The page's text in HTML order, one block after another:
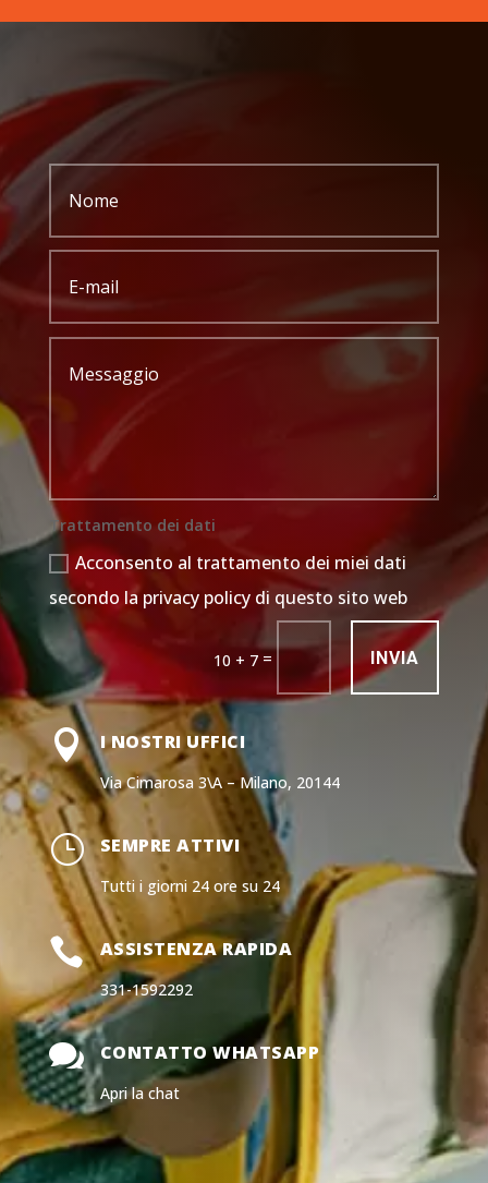
Trattamento dei dati
Acconsento al trattamento dei miei dati
secondo la privacy policy di questo sito web
10 + 7 = INVIA
 I NOSTRI UFFICI
Via Cimarosa 3\A – Milano, 20144
} SEMPRE ATTIVI
Tutti i giorni 24 ore su 24
 ASSISTENZA RAPIDA
331-1592292
 CONTATTO WHATSAPP
Apri la chat